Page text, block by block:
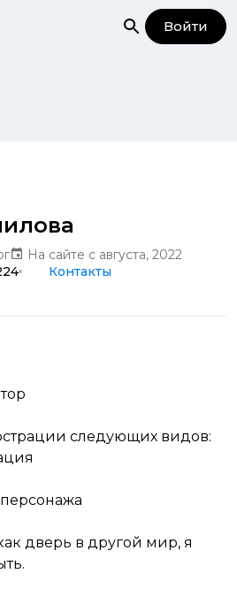
Войти
На сайте с августа, 2022
Контакты
следующих видов:
дверь в другой мир, я